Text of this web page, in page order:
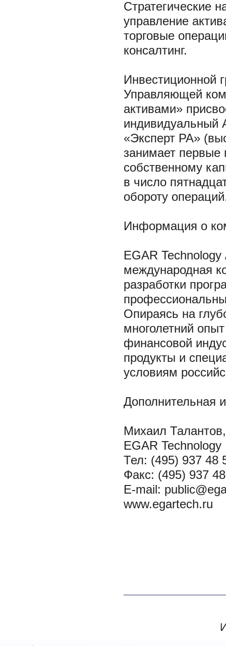
Стратегические
управление
торговые
консалтинг.
Инвестиционной
Управляющей
активами»
индивидуальный
«Эксперт РА»
занимает первые
собственному
в число
обороту
Информация о
EGAR
международная
разработки
Опираясь на
многолетний
финансовой
продукты и
условиям
Дополнительная
Михаил
EGAR Technology
Тел: (495) 937 48
Факс: (495) 937
E-mail:
www.egartech.ru